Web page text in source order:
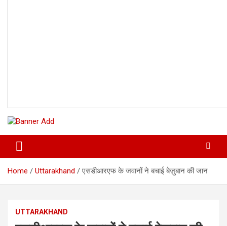
Home Uttarakhand एसडीआरएफ के जवानों ने बचाई बेज़ुबान की जान
UTTARAKHAND